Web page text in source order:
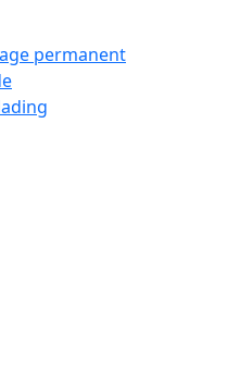
permanent